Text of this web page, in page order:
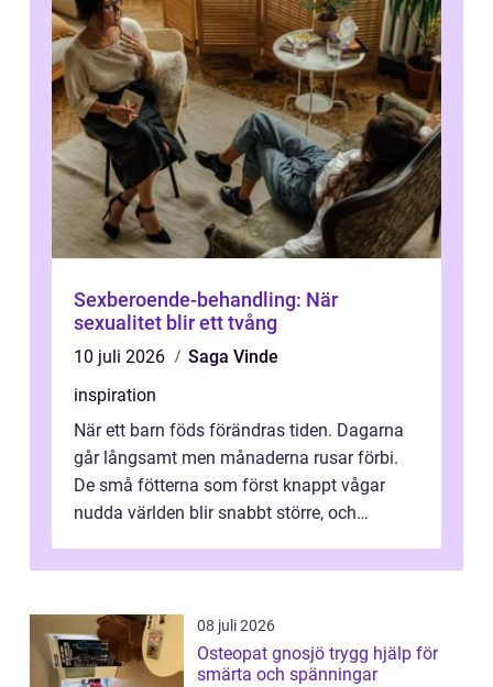
Sexberoende-behandling: När
sexualitet blir ett tvång
10 juli 2026
Saga Vinde
inspiration
När ett barn föds förändras tiden. Dagarna
går långsamt men månaderna rusar förbi.
De små fötterna som först knappt vågar
nudda världen blir snabbt större, och
08 juli 2026
Osteopat gnosjö trygg hjälp för
smärta och spänningar